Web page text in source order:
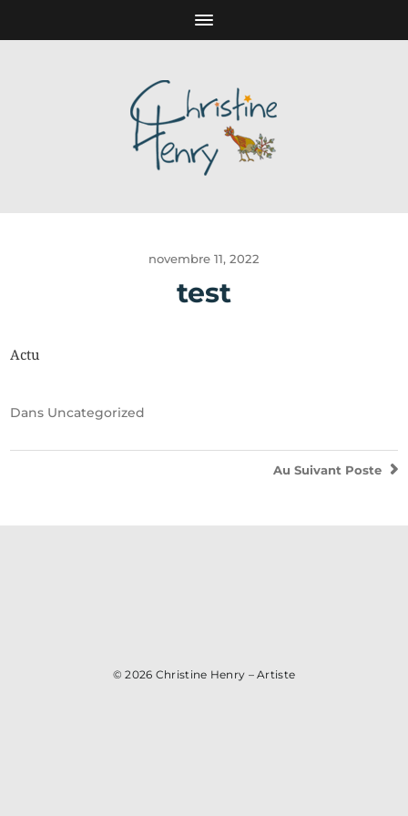
novembre 11, 2022
test
Actu
Dans Uncategorized
Au Suivant Poste
© 2026 Christine Henry – Artiste